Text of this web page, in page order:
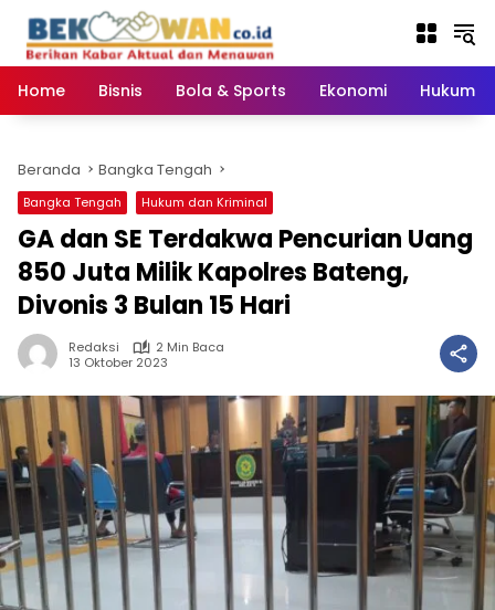
konten
Home
Bisnis Bola & Sports Ekonomi Hukum
Beranda Bangka Tengah
Bangka Tengah Hukum dan Kriminal
GA dan SE Terdakwa Pencurian Uang
850 Juta Milik Kapolres Bateng,
Divonis 3 Bulan 15 Hari
Redaksi
2 Min Baca
13 Oktober 2023